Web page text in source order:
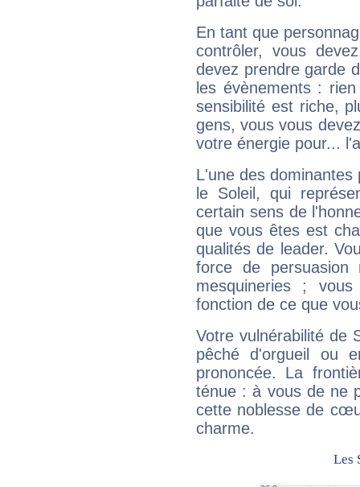
En tant que
contrôler, vous
devez prendre garde
les évènements :
sensibilité est riche,
gens, vous vous
votre énergie pour...
L'une des
le Soleil, qui
certain sens de
que vous êtes est
qualités de leader.
force de
mesquineries ;
fonction de ce que
Votre vulnérabilité de
pêché d'orgueil ou
prononcée. La
ténue : à vous de ne
cette noblesse de
charme.